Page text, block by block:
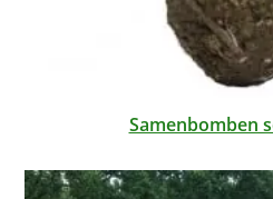
Samenbomben